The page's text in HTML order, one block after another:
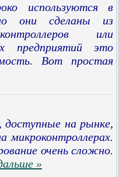
используются в
они сделаны из
или
предприятий это
Вот простая
доступные на рынке,
микроконтроллерах.
очень сложно.
»